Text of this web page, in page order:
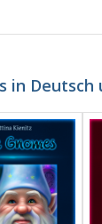
in Deutsch